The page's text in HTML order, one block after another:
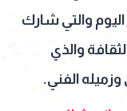
والتي شارك
والذي
الفني.